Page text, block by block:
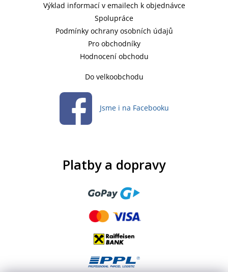
Výklad informací v emailech k objednávce
Spolupráce
Podmínky ochrany osobních údajů
Pro obchodníky
Hodnocení obchodu
Do velkoobchodu
Jsme i na Facebooku
Platby a dopravy